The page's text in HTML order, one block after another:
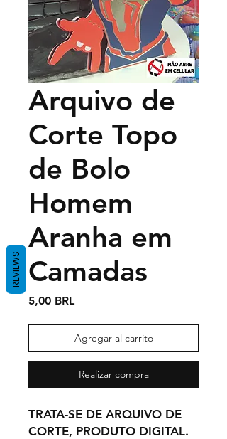
Arquivo de
Corte Topo
de Bolo
Homem
Aranha em
Camadas
5,00 BRLPrecio
Agregar al carrito
Realizar compra
TRATA-SE DE ARQUIVO DE
CORTE, PRODUTO DIGITAL.
REVIEWS